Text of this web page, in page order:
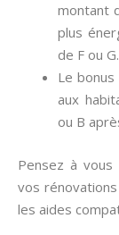
montant
plus
de F ou G.
Le bonus
aux
ou B
Pensez à vous
vos
les aides